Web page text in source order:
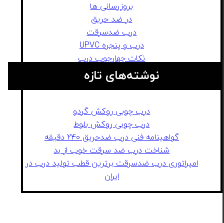
بروزرسانی ها
در ضد حریق
درب ضدسرقت
درب و پنجره UPVC
نکات چهارچوب درب
نوشته‌های تازه
درب چوبی روکش گردو
درب چوبی روکش بلوط
گواهینامه فنی درب ضدحریق 240 دقیقه
شناخت درب ضد سرقت خوب از بد
امپراتوری درب ضدسرقت برترین قطب تولید درب در
ایران